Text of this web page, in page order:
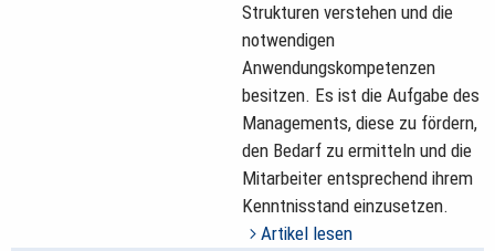
Strukturen verstehen und die
notwendigen
Anwendungskompetenzen
besitzen. Es ist die Aufgabe des
Managements, diese zu fördern,
den Bedarf zu ermitteln und die
Mitarbeiter entsprechend ihrem
Kenntnisstand einzusetzen.
Artikel lesen